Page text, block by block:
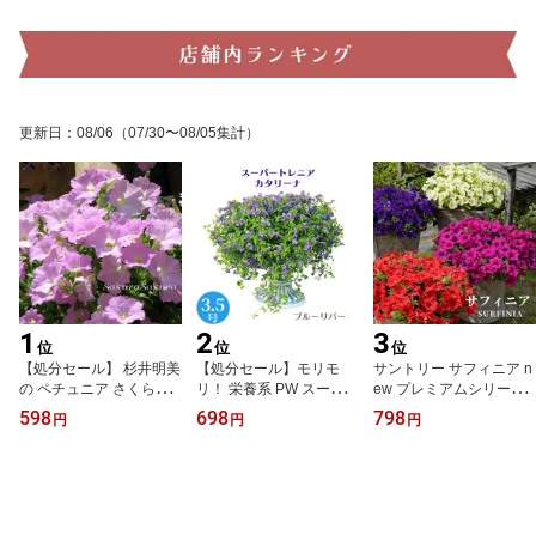
更新日 ： 08/06 （07/30〜08/05集計）
1 位
【処分セール】 杉井明美
の ペチュニア さくらさ
くら 3.5号 専門店 花苗
[春苗予約］【紺色ラベ
598 円
2位
【処分セール】モリモ
リ！ 栄養系 PW スーパー
トレニア カタリーナ 3.5
号 花苗[夏苗]
698 円
3位
サントリー サフィニア n
ew プレミアムシリーズ
大輪系 中輪系 ペチュニ
ア 花苗 3号 ～ 3.5号[春苗
798 円